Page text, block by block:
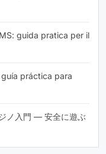
guida pratica per il
práctica para
ノ入門 — 安全に遊ぶ